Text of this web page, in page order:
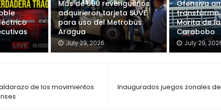
Más de 600 revengueños
adquirieron tarjeta SUVE
para uso del Metrobús
Aragua
July 29, 2026
Ofensiva
transforma
Morita de
Carabobo
July 29,
Inaugurados juegos zonales
de los movimientos